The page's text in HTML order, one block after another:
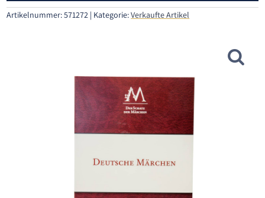
Artikelnummer:571272 Kategorie:Verkaufte Artikel